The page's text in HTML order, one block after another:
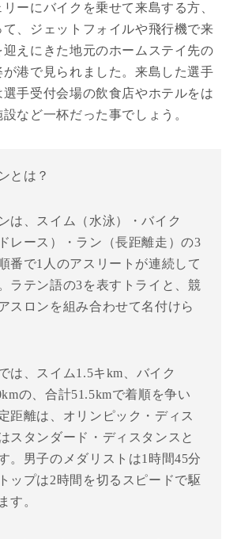
ーにバイクを乗せて来島する方、
、ジェットフォイルや飛行機で来
えにきた地元のホームステイ先の
港で見られました。来島した選手
手受付会場の飲食店やホテルをは
など一杯だった事でしょう。
とは？
は、スイム（水泳）・バイク
レース）・ラン（長距離走）の3
番で1人のアスリートが連続して
ラテン語の3を表すトライと、競
スロンを組み合わせて名付けら
は、スイム1.5キkm、バイク
の、合計51.5kmで着順を争い
距離は、オリンピック・ディス
スタンダード・ディスタンスと
。男子のメダリストは1時間45分
ップは2時間を切るスピードで駆
す。